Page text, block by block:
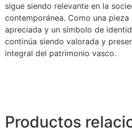
sigue siendo relevante en la
contemporánea. Como una pieza
apreciada y un símbolo de
continúa siendo valorada y
integral del patrimonio vasco.
Productos